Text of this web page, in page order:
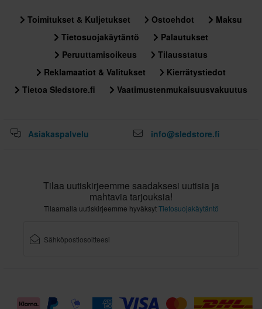
Toimitukset & Kuljetukset Ostoehdot
Maksu
Tietosuojakäytäntö
Palautukset
Peruuttamisoikeus
Tilausstatus
Reklamaatiot & Valitukset
Kierrätystiedot
Tietoa Sledstore.fi
Vaatimustenmukaisuusvakuutus
Asiakaspalvelu info@sledstore.fi
Tilaa uutiskirjeemme saadaksesi uutisia ja
mahtavia tarjouksia!
Tilaamalla uutiskirjeemme hyväksytTietosuojakäytäntö